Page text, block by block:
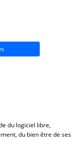
du logiciel libre,
du bien être de ses